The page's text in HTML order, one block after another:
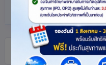
ตัวกรอง (แตะเพื่อเปิด/ปิด)
ทัวร์ อังกฤษ